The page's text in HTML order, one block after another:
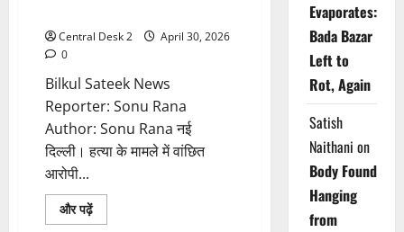
Central Desk 2
April 30, 2026
0
Bilkul Sateek News
Reporter: Sonu Rana
Author: Sonu Rana नई
दिल्ली। हत्या के मामले में वांछित
आरोपी...
और पढ़ेंRead
more
Evaporates:
Bada Bazar
Left to
Rot, Again
Satish
Naithani on
Body Found
Hanging
from